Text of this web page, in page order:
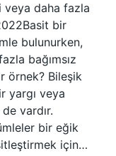
veya daha fazla
bir
bulunurken,
bağımsız
örnek? Bileşik
yargı veya
vardır.
bir eğik
için…